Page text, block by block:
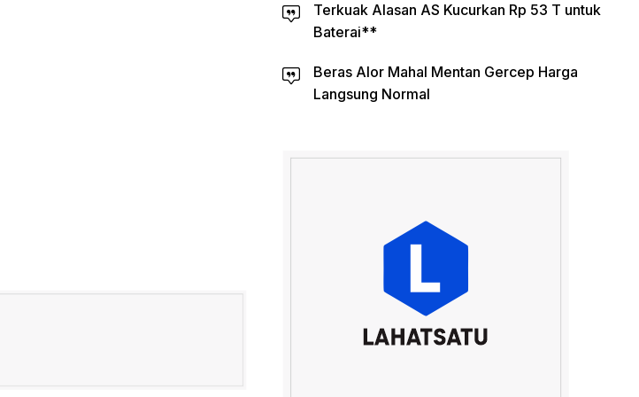
Terkuak Alasan AS Kucurkan Rp 53 T untuk
Baterai**
Beras Alor Mahal Mentan Gercep Harga
Langsung Normal